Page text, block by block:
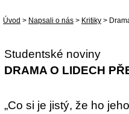
Úvod > Napsali o nás > Kritiky >
Studentské noviny
DRAMA O LIDECH
„Co si je jistý, že ho